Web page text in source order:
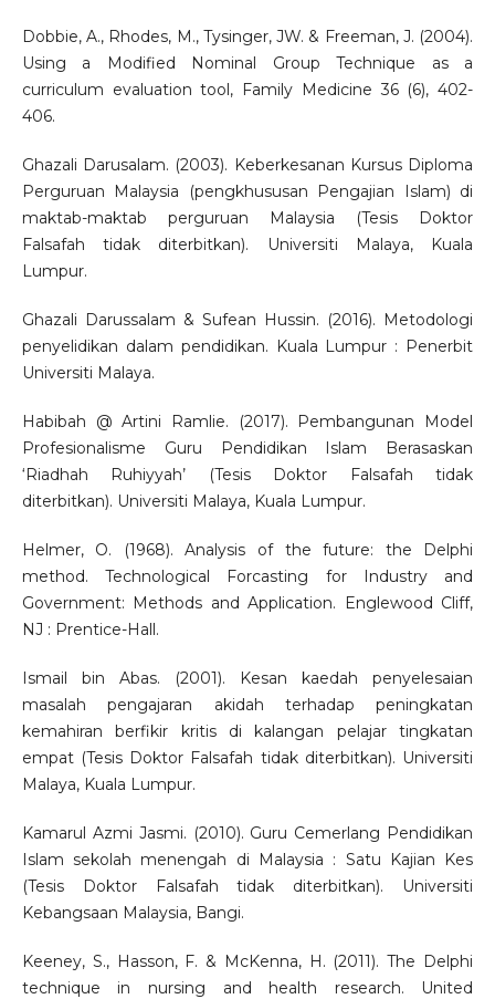
Dobbie, A., Rhodes, M., Tysinger, JW. & Freeman, J. (2004).
Using a Modified Nominal Group Technique as a
curriculum evaluation tool, Family Medicine 36 (6), 402-
406.
Ghazali Darusalam. (2003). Keberkesanan Kursus Diploma
Perguruan Malaysia (pengkhususan Pengajian Islam) di
maktab-maktab perguruan Malaysia (Tesis Doktor
Falsafah tidak diterbitkan). Universiti Malaya, Kuala
Lumpur.
Ghazali Darussalam & Sufean Hussin. (2016). Metodologi
penyelidikan dalam pendidikan. Kuala Lumpur : Penerbit
Universiti Malaya.
Habibah @ Artini Ramlie. (2017). Pembangunan Model
Profesionalisme Guru Pendidikan Islam Berasaskan
‘Riadhah Ruhiyyah’ (Tesis Doktor Falsafah tidak
diterbitkan). Universiti Malaya, Kuala Lumpur.
Helmer, O. (1968). Analysis of the future: the Delphi
method. Technological Forcasting for Industry and
Government: Methods and Application. Englewood Cliff,
NJ : Prentice-Hall.
Ismail bin Abas. (2001). Kesan kaedah penyelesaian
masalah pengajaran akidah terhadap peningkatan
kemahiran berfikir kritis di kalangan pelajar tingkatan
empat (Tesis Doktor Falsafah tidak diterbitkan). Universiti
Malaya, Kuala Lumpur.
Kamarul Azmi Jasmi. (2010). Guru Cemerlang Pendidikan
Islam sekolah menengah di Malaysia : Satu Kajian Kes
(Tesis Doktor Falsafah tidak diterbitkan). Universiti
Kebangsaan Malaysia, Bangi.
Keeney, S., Hasson, F. & McKenna, H. (2011). The Delphi
technique in nursing and health research. United